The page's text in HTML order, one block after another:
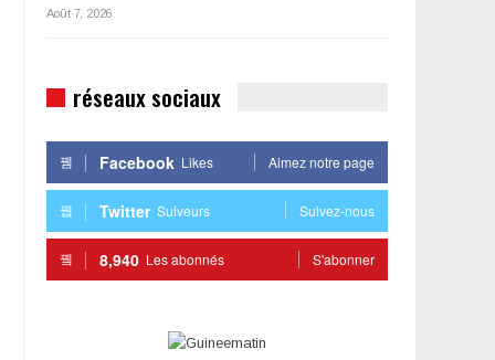
Août 7, 2026
réseaux sociaux
Facebook Likes Aimez notre page
Twitter Suiveurs Suivez-nous
8,940 Les abonnés S'abonner